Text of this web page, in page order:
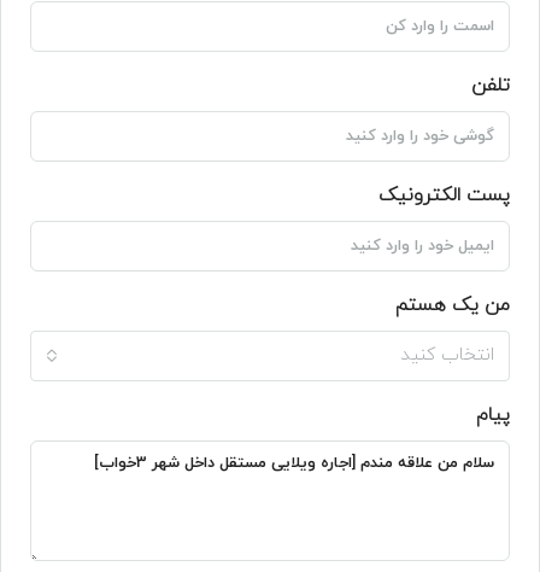
تلفن
پست الکترونیک
من یک هستم
انتخاب کنید
پیام